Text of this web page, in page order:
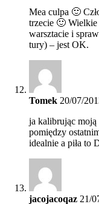
Mea culpa 🙂
trzecie 🙂 Wielkie
warsztacie i
tury) – jest OK.
Tomek 20/07/
ja kalibrując moją
pomiędzy
idealnie a piła to
jacojacoqaz 21/